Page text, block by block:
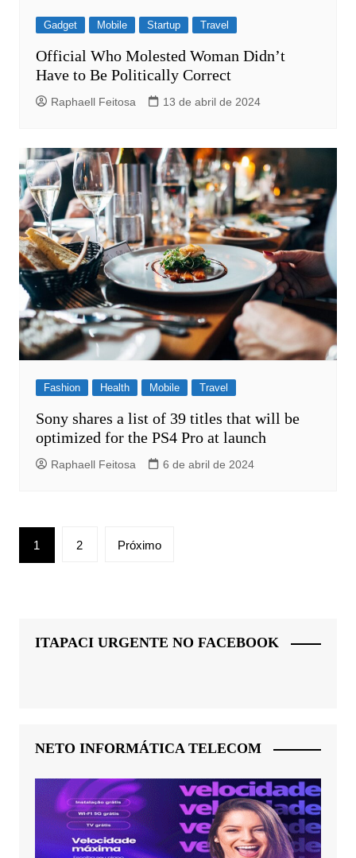
Gadget Mobile Startup Travel
Official Who Molested Woman Didn’t
Have to Be Politically Correct
Raphaell Feitosa 13 de abril de 2024
Fashion Health Mobile Travel
Sony shares a list of 39 titles that will be
optimized for the PS4 Pro at launch
Raphaell Feitosa 6 de abril de 2024
Paginação
de
1 2 Próximo
ITAPACI URGENTE NO FACEBOOK
NETO INFORMÁTICA TELECOM